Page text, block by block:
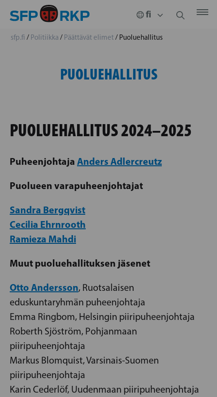
sfp.fi / Politiikka / Päättävät elimet/ Puoluehallitus
PUOLUEHALLITUS
PUOLUEHALLITUS 2024–2025
Puheenjohtaja Anders Adlercreutz
Puolueen varapuheenjohtajat
Sandra Bergqvist
Cecilia Ehrnrooth
Ramieza Mahdi
Muut puoluehallituksen jäsenet
Otto Andersson, Ruotsalaisen
eduskuntaryhmän puheenjohtaja
Emma Ringbom, Helsingin piiripuheenjohtaja
Roberth Sjöström, Pohjanmaan
piiripuheenjohtaja
Markus Blomquist, Varsinais-Suomen
piiripuheenjohtaja
Karin Cederlöf, Uudenmaan piiripuheenjohtaja